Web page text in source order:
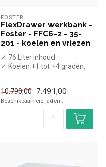
FOSTER
FlexDrawer werkbank -
Foster - FFC6-2 - 35-
201 - koelen en vriezen
✓ 76 Liter inhoud
✓ Koelen +1 tot +4 graden,
10.790,00
7.491,00
Beschikbaarheid laden..